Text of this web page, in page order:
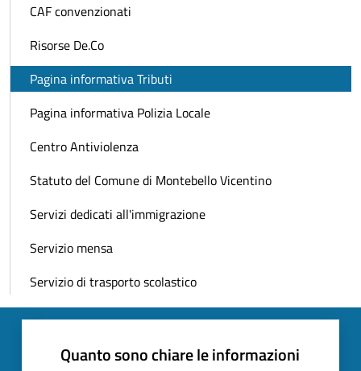
CAF convenzionati
Risorse De.Co
Pagina informativa Tributi
Pagina informativa Polizia Locale
Centro Antiviolenza
Statuto del Comune di Montebello Vicentino
Servizi dedicati all'immigrazione
Servizio mensa
Servizio di trasporto scolastico
Quanto sono chiare le informazioni